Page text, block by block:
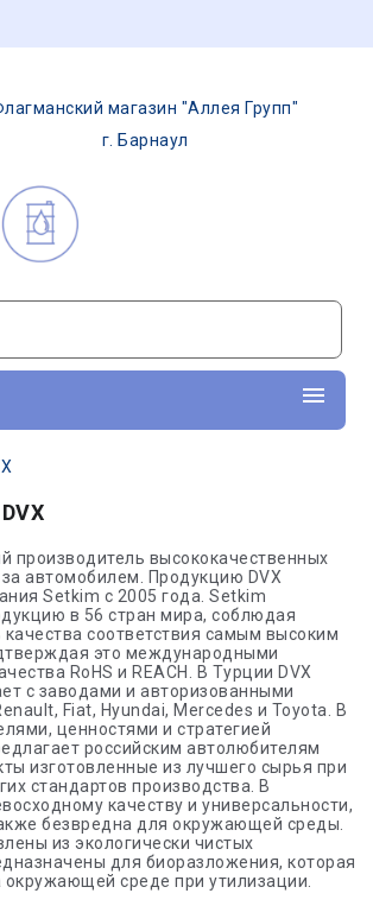
магазин "Аллея Групп"
г. Барнаул
производитель высококачественных
автомобилем. Продукцию DVX
Setkim с 2005 года. Setkim
в 56 стран мира, соблюдая
качества соответствия самым высоким
это международными
RoHS и REACH. В Турции DVX
с заводами и авторизованными
Fiat, Hyundai, Mercedes и Toyota. В
ценностями и стратегией
российским автолюбителям
изготовленные из лучшего сырья при
стандартов производства. В
качеству и универсальности,
безвредна для окружающей среды.
из экологически чистых
для биоразложения, которая
окружающей среде при утилизации.